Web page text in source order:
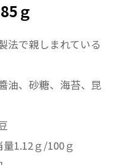
ｇ
法で親しまれている
油、砂糖、海苔、昆
1.12ｇ/100ｇ